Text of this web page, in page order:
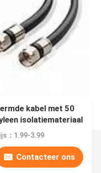
kabel met 50
isolatiemateriaal
：1.99-3.99
Contacteer ons